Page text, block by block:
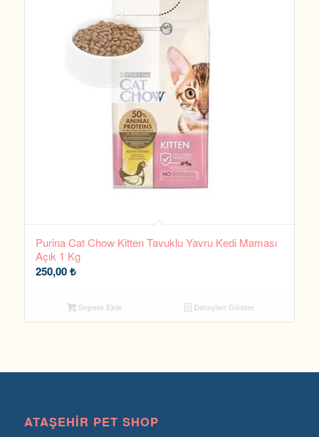
Purina Cat Chow Kitten Tavuklu Yavru Kedi Maması
Açık 1 Kg
250,00₺
Sepete Ekle Detayları Göster
ATAŞEHIR PET SHOP